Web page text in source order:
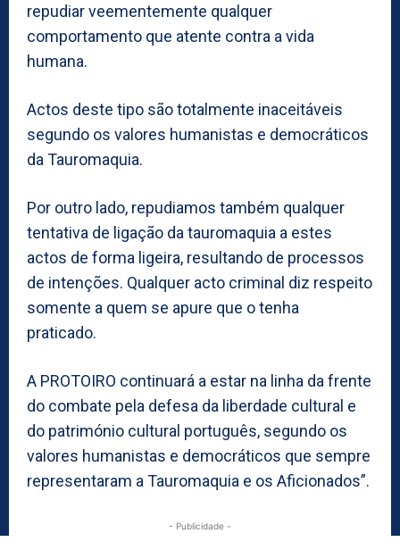
repudiar veementemente qualquer
comportamento que atente contra a vida
humana.
Actos deste tipo são totalmente inaceitáveis
segundo os valores humanistas e democráticos
da Tauromaquia.
Por outro lado, repudiamos também qualquer
tentativa de ligação da tauromaquia a estes
actos de forma ligeira, resultando de processos
de intenções. Qualquer acto criminal diz respeito
somente a quem se apure que o tenha
praticado.
A PROTOIRO continuará a estar na linha da frente
do combate pela defesa da liberdade cultural e
do património cultural português, segundo os
valores humanistas e democráticos que sempre
representaram a Tauromaquia e os Aficionados”.
- Publicidade -